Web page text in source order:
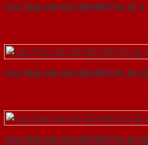
Cửa Thép Vân Gỗ SGD-KM.TVG-2C-2
Cửa Thép Vân Gỗ SGD-KM.TVG-4C.22
Cửa Thép Vân Gỗ SGD-KM.TVG-4C.25